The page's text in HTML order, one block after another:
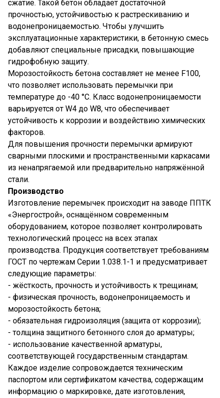
сжатие. Такой бетон обладает достаточной
прочностью, устойчивостью к растрескиванию и
водонепроницаемостью. Чтобы улучшить
эксплуатационные характеристики, в бетонную смесь
добавляют специальные присадки, повышающие
гидрофобную защиту.
Морозостойкость бетона составляет не менее F100,
что позволяет использовать перемычки при
температуре до -40 °C. Класс водонепроницаемости
варьируется от W4 до W8, что обеспечивает
устойчивость к коррозии и воздействию химических
факторов.
Для повышения прочности перемычки армируют
сварными плоскими и пространственными каркасами
из ненапрягаемой или предварительно напряжённой
стали.
Производство
Изготовление перемычек происходит на заводе ППТК
«Энергострой», оснащённом современным
оборудованием, которое позволяет контролировать
технологический процесс на всех этапах
производства. Продукция соответствует требованиям
ГОСТ по чертежам Серии 1.038.1-1 и предусматривает
следующие параметры:
- жёсткость, прочность и устойчивость к трещинам;
- физическая прочность, водонепроницаемость и
морозостойкость бетона;
- обязательная гидроизоляция (защита от коррозии);
- толщина защитного бетонного слоя до арматуры;
- использование качественной арматуры,
соответствующей государственным стандартам.
Каждое изделие сопровождается техническим
паспортом или сертификатом качества, содержащим
информацию о маркировке, дате изготовления,